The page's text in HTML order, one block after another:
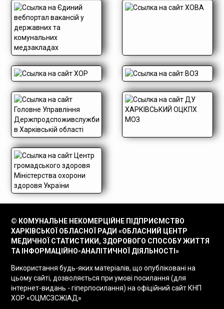
© КОМУНАЛЬНЕ НЕКОМЕРЦІЙНЕ ПІДПРИЄМСТВО
ХАРКІВСЬКОЇ ОБЛАСНОЇ РАДИ «ОБЛАСНИЙ ЦЕНТР
МЕДИЧНОЇ СТАТИСТИКИ, ЗДОРОВОГО СПОСОБУ ЖИТТЯ
ТА ІНФОРМАЦІЙНО-АНАЛІТИЧНОЇ ДІЯЛЬНОСТІ»
Використання будь-яких матеріалів, що опубліковані на
цьому сайті, дозволяється при умові посилання (для
інтернет-видань - гіперпосилання) на офіційний сайт КНП
ХОР «ОЦМСЗСЖІАД»